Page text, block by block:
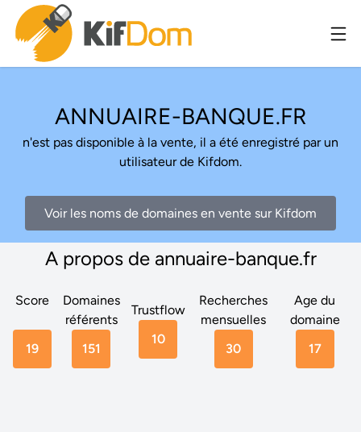
ANNUAIRE-BANQUE.FR
n'est pas disponible à la vente, il a été enregistré par un
utilisateur de Kifdom.
Voir les noms de domaines en vente sur Kifdom
A propos de annuaire-banque.fr
Score
19
Domaines
référents
151
Trustflow
10
Recherches
mensuelles
30
Age du
domaine
17